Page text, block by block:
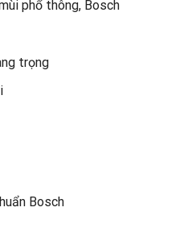
phổ thông, Bosch
trọng
Bosch